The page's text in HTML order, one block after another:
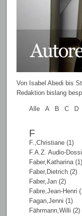
Von Isabel Abedi bis
Redaktion bislang
Alle A B C D
F
F.,Christiane (1)
F.A.Z. Audio-
Faber,Katharina (1)
Faber,Dietrich (2)
Faber,Jan (2)
Fabre,Jean-Henri
Fagan,Jenni (1)
Fährmann,Willi (2)